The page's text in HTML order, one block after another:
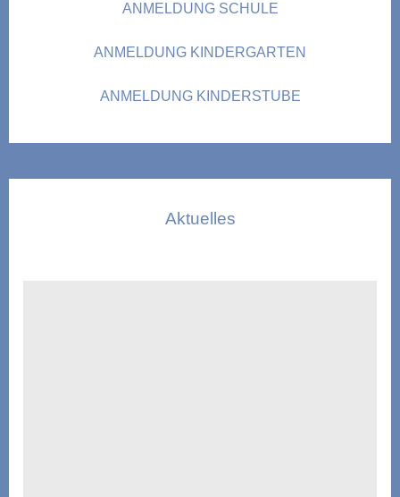
ANMELDUNG SCHULE
ANMELDUNG KINDERGARTEN
ANMELDUNG KINDERSTUBE
Aktuelles